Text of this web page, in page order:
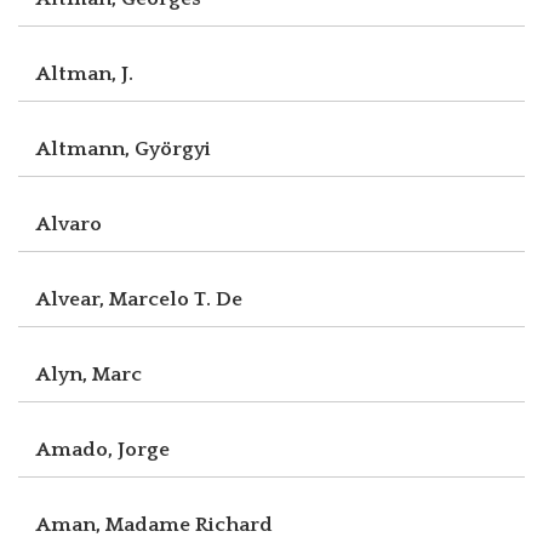
Altman, J.
Altmann, Györgyi
Alvaro
Alvear, Marcelo T. De
Alyn, Marc
Amado, Jorge
Aman, Madame Richard